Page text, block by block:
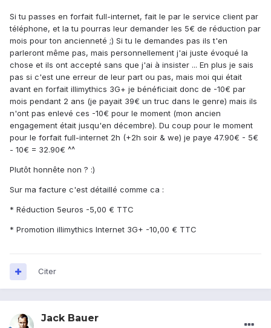
Si tu passes en forfait full-internet, fait le par le service client par
téléphone, et la tu pourras leur demander les 5€ de réduction par
mois pour ton ancienneté ;) Si tu le demandes pas ils t'en
parleront même pas, mais personnellement j'ai juste évoqué la
chose et ils ont accepté sans que j'ai à insister ... En plus je sais
pas si c'est une erreur de leur part ou pas, mais moi qui était
avant en forfait illimythics 3G+ je bénéficiait donc de -10€ par
mois pendant 2 ans (je payait 39€ un truc dans le genre) mais ils
n'ont pas enlevé ces -10€ pour le moment (mon ancien
engagement était jusqu'en décembre). Du coup pour le moment
pour le forfait full-internet 2h (+2h soir & we) je paye 47.90€ - 5€
- 10€ = 32.90€ ^^
Plutôt honnête non ? :)
Sur ma facture c'est détaillé comme ca :
* Réduction 5euros -5,00 € TTC
* Promotion illimythics Internet 3G+ -10,00 € TTC
Citer
Jack Bauer